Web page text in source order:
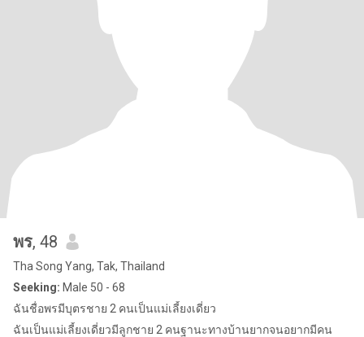
พร, 48
Tha Song Yang, Tak, Thailand
Seeking: Male 50 - 68
ฉันชื่อพรมีบุตรชาย 2 คนเป็นแม่เลี้ยงเดี่ยว
ฉันเป็นแม่เลี้ยงเดี่ยวมีลูกชาย 2 คนฐานะทางบ้านยากจนอยากมีคน